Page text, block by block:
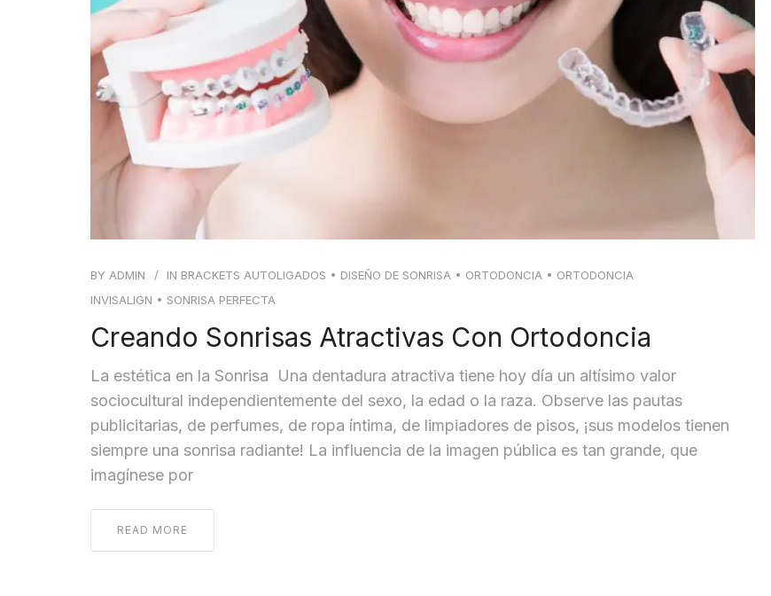
BY ADMIN IN BRACKETS AUTOLIGADOS • DISEÑO DE SONRISA • ORTODONCIA • ORTODONCIA
INVISALIGN • SONRISA PERFECTA
Creando Sonrisas Atractivas Con Ortodoncia
La estética en la Sonrisa Una dentadura atractiva tiene hoy día un altísimo valor
sociocultural independientemente del sexo, la edad o la raza. Observe las pautas
publicitarias, de perfumes, de ropa íntima, de limpiadores de pisos, ¡sus modelos tienen
siempre una sonrisa radiante! La influencia de la imagen pública es tan grande, que
imagínese por
READ MORE